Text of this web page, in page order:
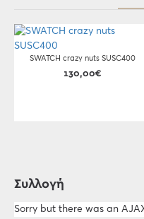
SWATCH crazy nuts SUSC400
130,00€
Συλλογή
Sorry but there was an